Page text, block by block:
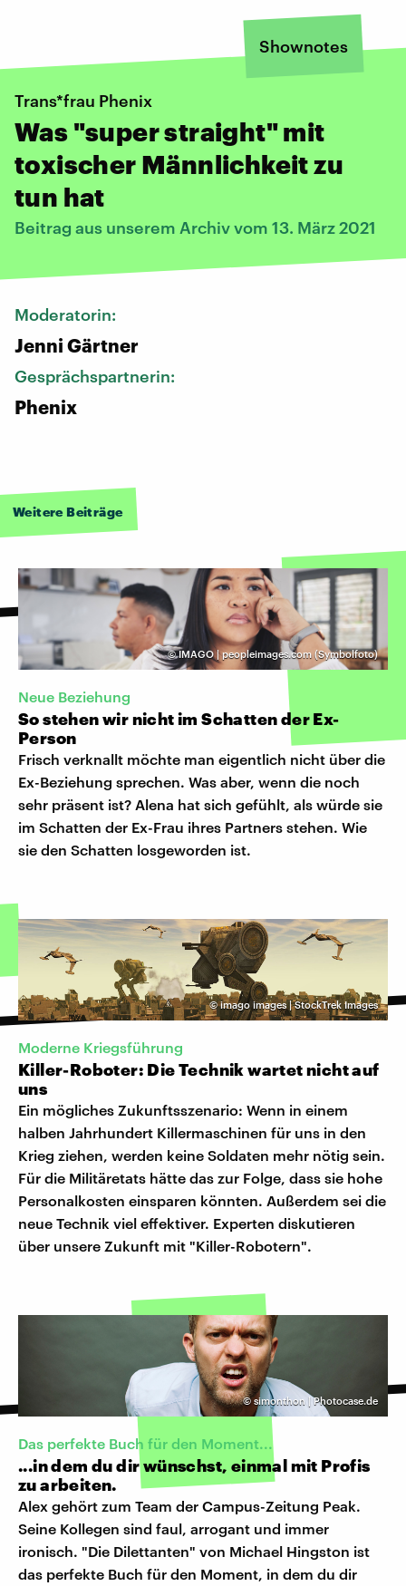
Shownotes
Trans*frau Phenix
Was "super straight" mit
toxischer Männlichkeit zu
tun hat
Beitrag aus unserem Archiv vom 13. März 2021
Moderatorin:
Jenni Gärtner
Gesprächspartnerin:
Phenix
Weitere Beiträge
©IMAGO | peopleimages.com (Symbolfoto)
Neue Beziehung
So stehen wir nicht im Schatten der Ex-
Person
Frisch verknallt möchte man eigentlich nicht über die
Ex-Beziehung sprechen. Was aber, wenn die noch
sehr präsent ist? Alena hat sich gefühlt, als würde sie
im Schatten der Ex-Frau ihres Partners stehen. Wie
sie den Schatten losgeworden ist.
©imago images | StockTrek Images
Moderne Kriegsführung
Killer-Roboter: Die Technik wartet nicht auf
uns
Ein mögliches Zukunftsszenario: Wenn in einem
halben Jahrhundert Killermaschinen für uns in den
Krieg ziehen, werden keine Soldaten mehr nötig sein.
Für die Militäretats hätte das zur Folge, dass sie hohe
Personalkosten einsparen könnten. Außerdem sei die
neue Technik viel effektiver. Experten diskutieren
über unsere Zukunft mit "Killer-Robotern".
© simonthon | Photocase.de
Das perfekte Buch für den Moment...
...in dem du dir wünschst, einmal mit Profis
zu arbeiten.
Alex gehört zum Team der Campus-Zeitung Peak.
Seine Kollegen sind faul, arrogant und immer
ironisch. "Die Dilettanten" von Michael Hingston ist
das perfekte Buch für den Moment, in dem du dir